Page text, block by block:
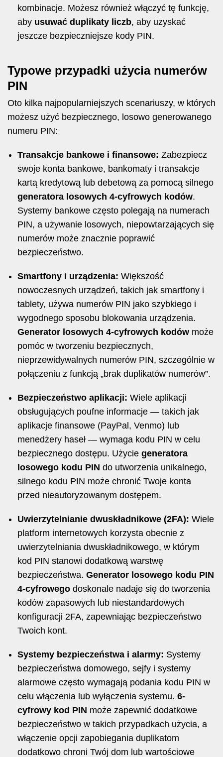
kombinacje. Możesz również włączyć tę funkcję,
aby usuwać duplikaty liczb, aby uzyskać
jeszcze bezpieczniejsze kody PIN.
Typowe przypadki użycia numerów
PIN
Oto kilka najpopularniejszych scenariuszy, w których
możesz użyć bezpiecznego, losowo generowanego
numeru PIN:
Transakcje bankowe i finansowe: Zabezpiecz
swoje konta bankowe, bankomaty i transakcje
kartą kredytową lub debetową za pomocą silnego
generatora losowych 4-cyfrowych kodów.
Systemy bankowe często polegają na numerach
PIN, a używanie losowych, niepowtarzających się
numerów może znacznie poprawić
bezpieczeństwo.
Smartfony i urządzenia: Większość
nowoczesnych urządzeń, takich jak smartfony i
tablety, używa numerów PIN jako szybkiego i
wygodnego sposobu blokowania urządzenia.
Generator losowych 4-cyfrowych kodów może
pomóc w tworzeniu bezpiecznych,
nieprzewidywalnych numerów PIN, szczególnie w
połączeniu z funkcją „brak duplikatów numerów”.
Bezpieczeństwo aplikacji: Wiele aplikacji
obsługujących poufne informacje — takich jak
aplikacje finansowe (PayPal, Venmo) lub
menedżery haseł — wymaga kodu PIN w celu
bezpiecznego dostępu. Użycie generatora
losowego kodu PIN do utworzenia unikalnego,
silnego kodu PIN może chronić Twoje konta
przed nieautoryzowanym dostępem.
Uwierzytelnianie dwuskładnikowe (2FA): Wiele
platform internetowych korzysta obecnie z
uwierzytelniania dwuskładnikowego, w którym
kod PIN stanowi dodatkową warstwę
bezpieczeństwa. Generator losowego kodu PIN
4-cyfrowego doskonale nadaje się do tworzenia
kodów zapasowych lub niestandardowych
konfiguracji 2FA, zapewniając bezpieczeństwo
Twoich kont.
Systemy bezpieczeństwa i alarmy: Systemy
bezpieczeństwa domowego, sejfy i systemy
alarmowe często wymagają podania kodu PIN w
celu włączenia lub wyłączenia systemu. 6-
cyfrowy kod PIN może zapewnić dodatkowe
bezpieczeństwo w takich przypadkach użycia, a
włączenie opcji zapobiegania duplikatom
dodatkowo chroni Twój dom lub wartościowe